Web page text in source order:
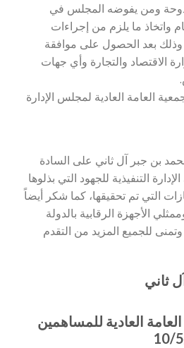
ومن يفوضه المجلس في
واتخاذ ما يلزم من إجراءات
وذلك بعد الحصول على موافقة
والتجارة وأي جهات
العامة العادية لمجلس الإدارة
بن جبر آل ثاني على السادة
التنفيذية للجهود التي بذلوها
التي تم تحقيقها، كما شكر أيضاً
الأجهزة الرقابية بالدولة
للجميع المزيد من التقدم
ثاني
العادية للمساهمين